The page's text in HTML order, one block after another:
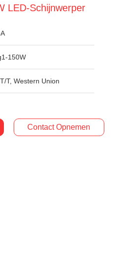
LED-Schijnwerper
150W
T, Western Union
Contact Opnemen